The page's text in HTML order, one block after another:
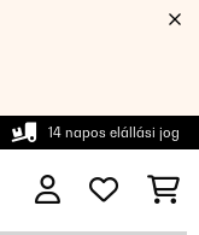
14 napos elállási jog